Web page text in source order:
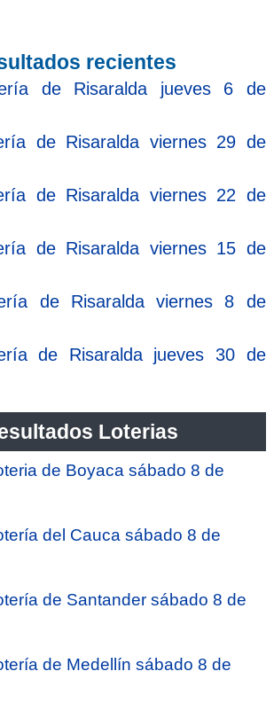
recientes
de Risaralda jueves 6 de
de Risaralda viernes 29 de
de Risaralda viernes 22 de
de Risaralda viernes 15 de
de Risaralda viernes 8 de
de Risaralda jueves 30 de
Loterias
de Boyaca sábado 8 de
del Cauca sábado 8 de
de Santander sábado 8 de
de Medellín sábado 8 de